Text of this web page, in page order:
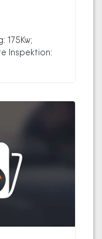
175Kw;
Inspektion: